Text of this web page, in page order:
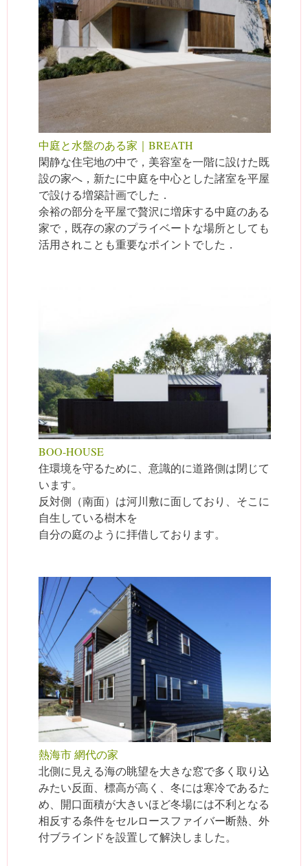
中庭と水盤のある家｜BREATH
閑静な住宅地の中で，美容室を一階に設けた既
設の家へ，新たに中庭を中心とした諸室を平屋
で設ける増築計画でした．
余裕の部分を平屋で贅沢に増床する中庭のある
家で，既存の家のプライベートな場所としても
活用されことも重要なポイントでした．
BOO-HOUSE
住環境を守るために、意識的に道路側は閉じて
います。
反対側（南面）は河川敷に面しており、そこに
自生している樹木を
自分の庭のように拝借しております。
熱海市 網代の家
北側に見える海の眺望を大きな窓で多く取り込
みたい反面、標高が高く、冬には寒冷であるた
め、開口面積が大きいほど冬場には不利となる
相反する条件をセルロースファイバー断熱、外
付ブラインドを設置して解決しました。